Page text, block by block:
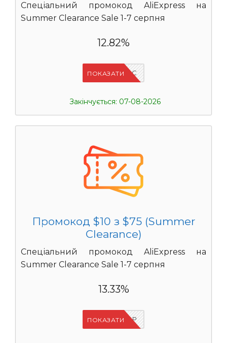
Спеціальний промокод AliExpress на
Summer Clearance Sale 1-7 серпня
12.82%
IFPC24DC
ПОКАЗАТИ
Закінчується: 07-08-2026
Промокод $10 з $75 (Summer
Clearance)
Спеціальний промокод AliExpress на
Summer Clearance Sale 1-7 серпня
13.33%
IFP8NASP
ПОКАЗАТИ